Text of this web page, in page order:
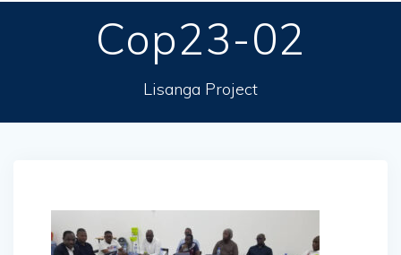
Cop23-02
Lisanga Project